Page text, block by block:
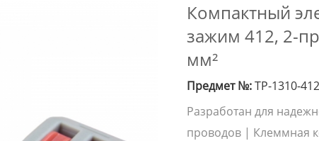
Компактный
зажим 412, 2-
мм²
Предмет №:TP-1310-412
Разработан для
проводов | Клеммная